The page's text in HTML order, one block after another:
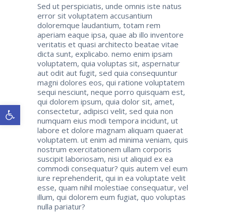
Open toolbar
Sed ut perspiciatis, unde omnis iste natus
error sit voluptatem accusantium
doloremque laudantium, totam rem
aperiam eaque ipsa, quae ab illo inventore
veritatis et quasi architecto beatae vitae
dicta sunt, explicabo. nemo enim ipsam
voluptatem, quia voluptas sit, aspernatur
aut odit aut fugit, sed quia consequuntur
magni dolores eos, qui ratione voluptatem
sequi nesciunt, neque porro quisquam est,
qui dolorem ipsum, quia dolor sit, amet,
consectetur, adipisci velit, sed quia non
numquam eius modi tempora incidunt, ut
labore et dolore magnam aliquam quaerat
voluptatem. ut enim ad minima veniam, quis
nostrum exercitationem ullam corporis
suscipit laboriosam, nisi ut aliquid ex ea
commodi consequatur? quis autem vel eum
iure reprehenderit, qui in ea voluptate velit
esse, quam nihil molestiae consequatur, vel
illum, qui dolorem eum fugiat, quo voluptas
nulla pariatur?